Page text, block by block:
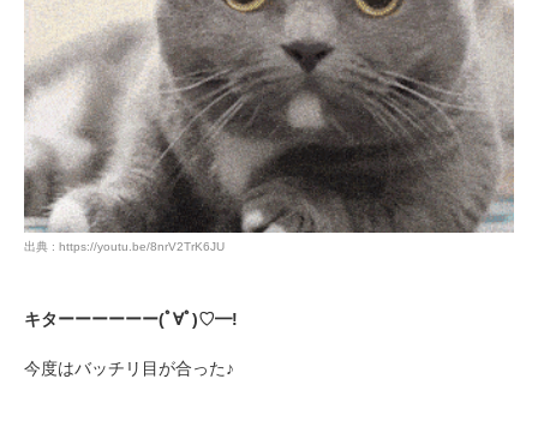
出典 : https://youtu.be/8nrV2TrK6JU
キターーーーーー(ﾟ∀ﾟ)♡━!
今度はバッチリ目が合った♪
PECOアプリをダウンロード済みの方
アプリで開く